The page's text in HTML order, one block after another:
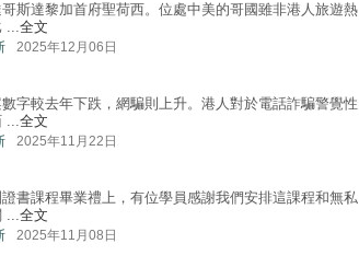
斯達黎加首府聖荷西。位處中美的哥國雖非港人旅遊熱
...全文
2025年12月06日
字較去年下跌，網騙則上升。港人對於電話詐騙警覺性
...全文
2025年11月22日
書課程畢業禮上，有位學員感謝我們安排這課程和無私
...全文
2025年11月08日